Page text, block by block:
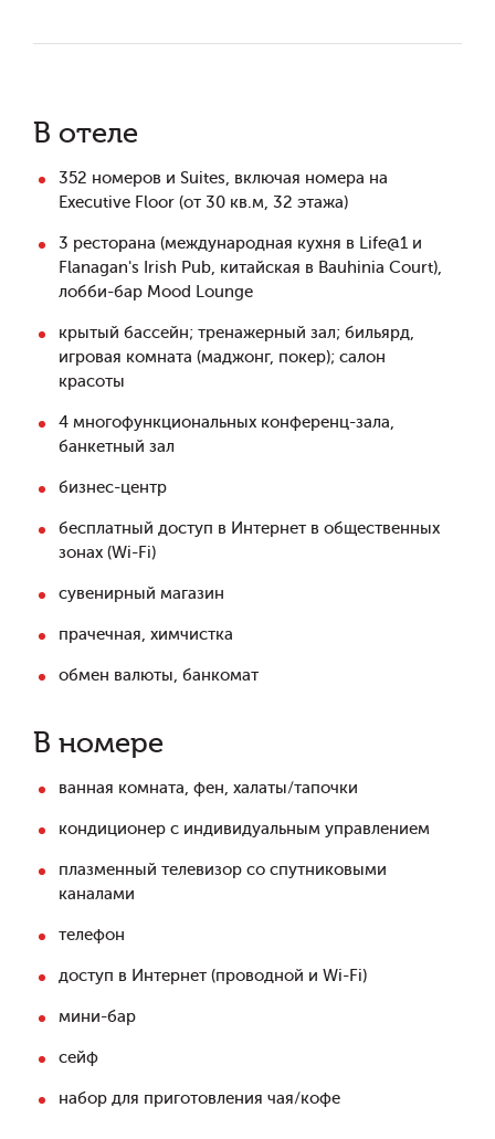
В отеле
352 номеров и Suites, включая номера на
Executive Floor (от 30 кв.м, 32 этажа)
3 ресторана (международная кухня в Life@1 и
Flanagan's Irish Pub, китайская в Bauhinia Court),
лобби-бар Mood Lounge
крытый бассейн; тренажерный зал; бильярд,
игровая комната (маджонг, покер); салон
красоты
4 многофункциональных конференц-зала,
банкетный зал
бизнес-центр
бесплатный доступ в Интернет в общественных
зонах (Wi-Fi)
сувенирный магазин
прачечная, химчистка
обмен валюты, банкомат
В номере
ванная комната, фен, халаты/тапочки
кондиционер с индивидуальным управлением
плазменный телевизор со спутниковыми
каналами
телефон
доступ в Интернет (проводной и Wi-Fi)
мини-бар
сейф
набор для приготовления чая/кофе